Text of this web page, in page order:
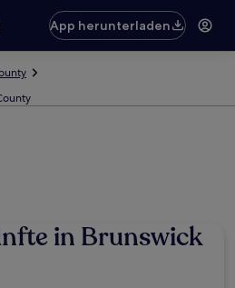
App herunterladen
in Brunswick